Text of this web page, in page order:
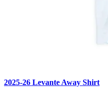
2025-26 Levante Away Shirt